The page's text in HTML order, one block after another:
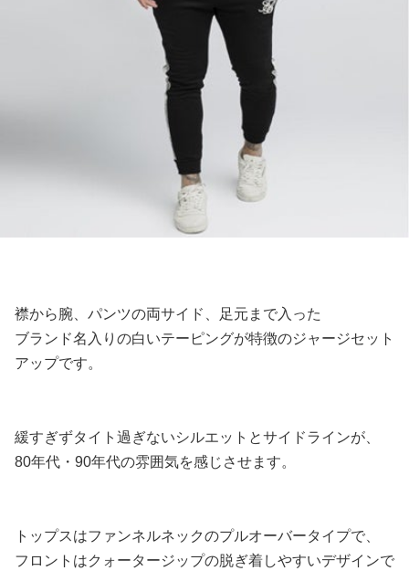
襟から腕、パンツの両サイド、足元まで入った
ブランド名入りの白いテーピングが特徴のジャージセット
アップです。
緩すぎずタイト過ぎないシルエットとサイドラインが、
80年代・90年代の雰囲気を感じさせます。
トップスはファンネルネックのプルオーバータイプで、
フロントはクォータージップの脱ぎ着しやすいデザインで